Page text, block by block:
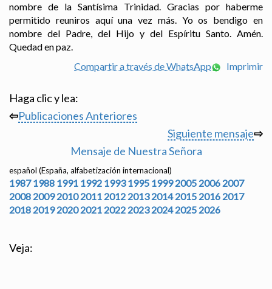
nombre de la Santísima Trinidad. Gracias por haberme
permitido reuniros aquí una vez más. Yo os bendigo en
nombre del Padre, del Hijo y del Espíritu Santo. Amén.
Quedad en paz.
Compartir a través de WhatsApp
Imprimir
Haga clic y lea:
⇦Publicaciones Anteriores
Siguiente mensaje⇨
Mensaje de Nuestra Señora
español (España, alfabetización internacional)
1987 1988 1991 1992 1993 1995 1999 2005 2006 2007
2008 2009 2010 2011 2012 2013 2014 2015 2016 2017
2018 2019 2020 2021 2022 2023 2024 2025 2026
Veja: